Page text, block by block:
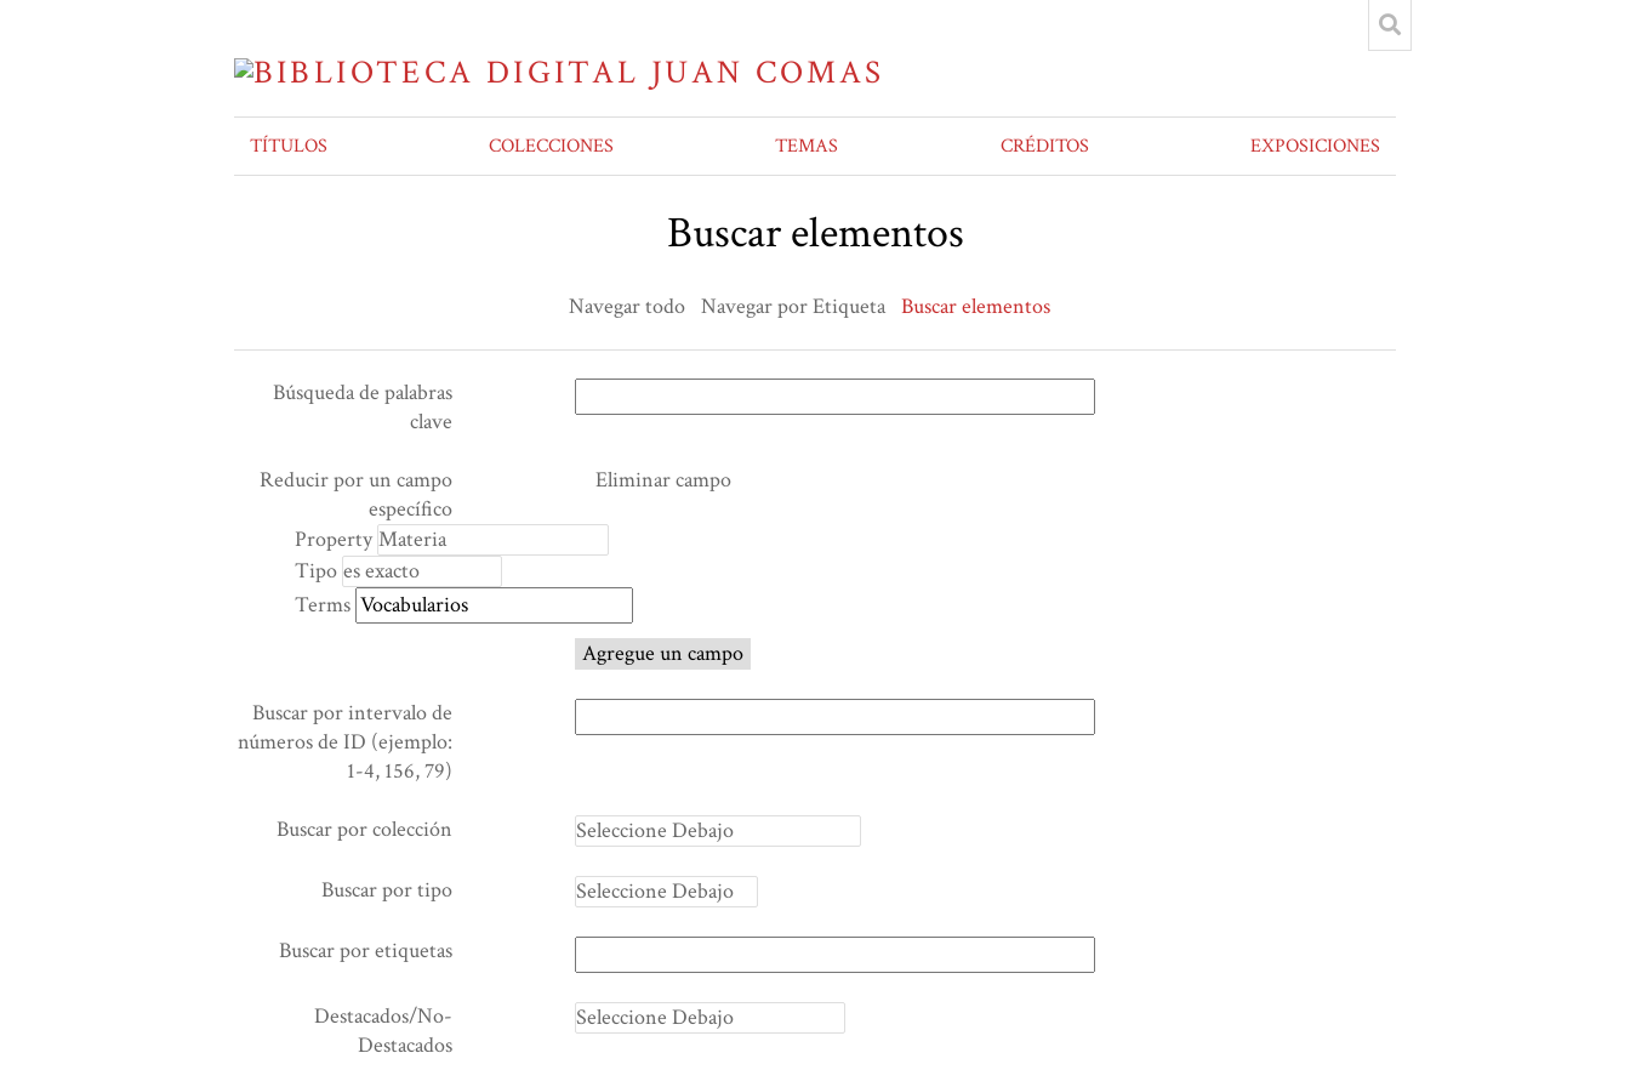
TÍTULOS COLECCIONES TEMAS CRÉDITOS EXPOSICIONES
Buscar elementos
Navegar todo Navegar por Etiqueta Buscar elementos
Búsqueda de palabras
clave
campo
específico":
Reducir por un campo
específico
Search Property
Tipo de búsqueda
Términos de búsqueda
Ensamblador de Búsqueda Eliminar campo
Property
Tipo
Terms
Agregue un campo
Buscar por intervalo de
números de ID (ejemplo:
1-4, 156, 79)
Buscar por colección
Buscar por tipo
Buscar por etiquetas
Destacados/No-
Destacados